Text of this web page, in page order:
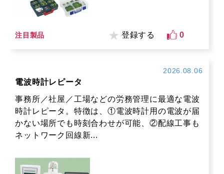
注目製品 登録する 0
2026.08.06
電波時計レピータ
事務所／社屋／工場などの労務管理に最適な電波
時計レピータ。特徴は、①電波時計用の電波が届
かない場所でも時刻合わせが可能、②配線工事も
ネットワーク回線新...